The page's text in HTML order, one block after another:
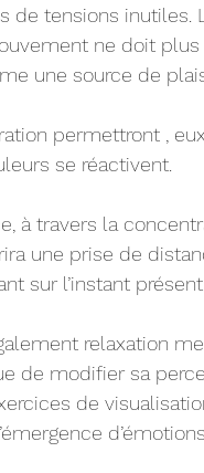
tensions inutiles.
ne doit
une source de
permettront ,
se réactivent.
à travers la
une prise de
sur l’instant présent.
relaxation
de modifier sa
de